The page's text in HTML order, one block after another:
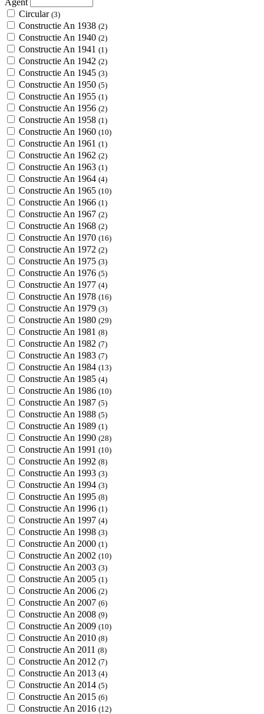
Circular (3)
Constructie An 1938 (2)
Constructie An 1940 (2)
Constructie An 1941 (1)
Constructie An 1942 (2)
Constructie An 1945 (3)
Constructie An 1950 (5)
Constructie An 1955 (1)
Constructie An 1956 (2)
Constructie An 1958 (1)
Constructie An 1960 (10)
Constructie An 1961 (1)
Constructie An 1962 (2)
Constructie An 1963 (1)
Constructie An 1964 (4)
Constructie An 1965 (10)
Constructie An 1966 (1)
Constructie An 1967 (2)
Constructie An 1968 (2)
Constructie An 1970 (16)
Constructie An 1972 (2)
Constructie An 1975 (3)
Constructie An 1976 (5)
Constructie An 1977 (4)
Constructie An 1978 (16)
Constructie An 1979 (3)
Constructie An 1980 (29)
Constructie An 1981 (8)
Constructie An 1982 (7)
Constructie An 1983 (7)
Constructie An 1984 (13)
Constructie An 1985 (4)
Constructie An 1986 (10)
Constructie An 1987 (5)
Constructie An 1988 (5)
Constructie An 1989 (1)
Constructie An 1990 (28)
Constructie An 1991 (10)
Constructie An 1992 (8)
Constructie An 1993 (3)
Constructie An 1994 (3)
Constructie An 1995 (8)
Constructie An 1996 (1)
Constructie An 1997 (4)
Constructie An 1998 (3)
Constructie An 2000 (1)
Constructie An 2002 (10)
Constructie An 2003 (3)
Constructie An 2005 (1)
Constructie An 2006 (2)
Constructie An 2007 (6)
Constructie An 2008 (9)
Constructie An 2009 (10)
Constructie An 2010 (8)
Constructie An 2011 (8)
Constructie An 2012 (7)
Constructie An 2013 (4)
Constructie An 2014 (5)
Constructie An 2015 (6)
Constructie An 2016 (12)